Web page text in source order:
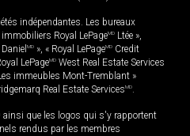
indépendantes. Les bureaux
Royal LePageMD Ltée »,
MD », « Royal LePageMD Credit
LePageMD West Real Estate Services
immeubles Mont-Tremblant »
Real Estate ServicesMD.
ainsi que les logos qui s'y rapportent
rendus par les membres